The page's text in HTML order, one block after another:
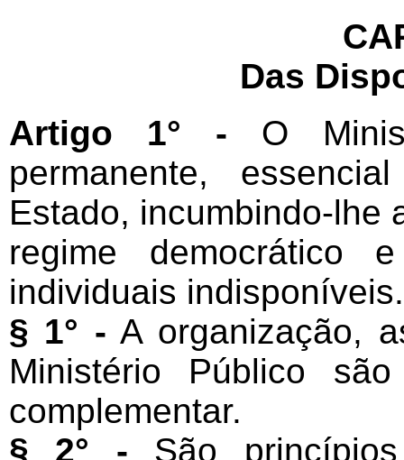
Das
Artigo 1° - O
permanente,
Estado, incumbindo-lhe
regime democrático
individuais indisponíveis.
§ 1° - A organização,
Ministério Público
complementar.
§ 2° - São